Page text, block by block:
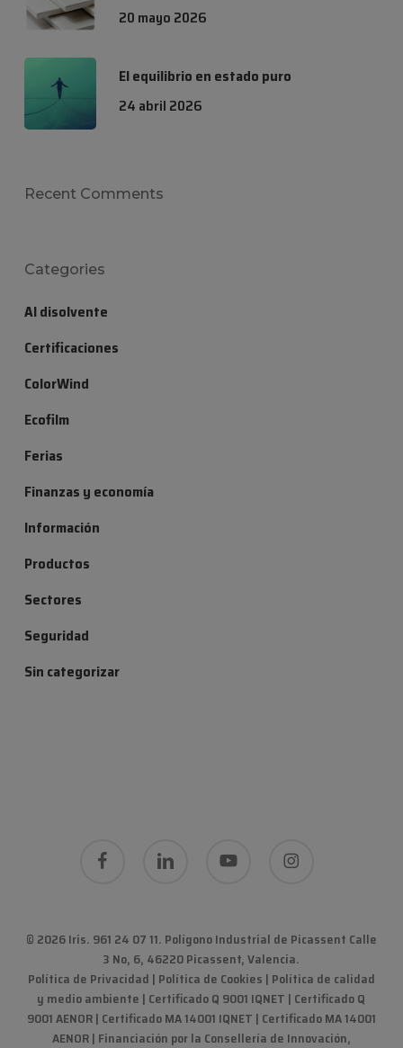
20 mayo 2026
El equilibrio en estado puro
24 abril 2026
Recent Comments
Categories
Al disolvente
Certificaciones
ColorWind
Ecofilm
Ferias
Finanzas y economía
Información
Productos
Sectores
Seguridad
Sin categorizar
facebook linkedin instagram
© 2026 Iris. 961 24 07 11. Polígono Industrial de Picassent Calle
3 No, 6, 46220 Picassent, Valencia.
Política de Privacidad | Política de Cookies | Política de calidad
y medio ambiente | Certificado Q 9001 IQNET | Certificado Q
9001 AENOR | Certificado MA 14001 IQNET | Certificado MA 14001
AENOR| Financiación por la Consellería de Innovación,